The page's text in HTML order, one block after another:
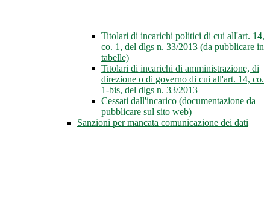
Titolari di incarichi politici di cui all'art. 14,
co. 1, del dlgs n. 33/2013 (da pubblicare in
tabelle)
Titolari di incarichi di amministrazione, di
direzione o di governo di cui all'art. 14, co.
1-bis, del dlgs n. 33/2013
Cessati dall'incarico (documentazione da
pubblicare sul sito web)
Sanzioni per mancata comunicazione dei dati